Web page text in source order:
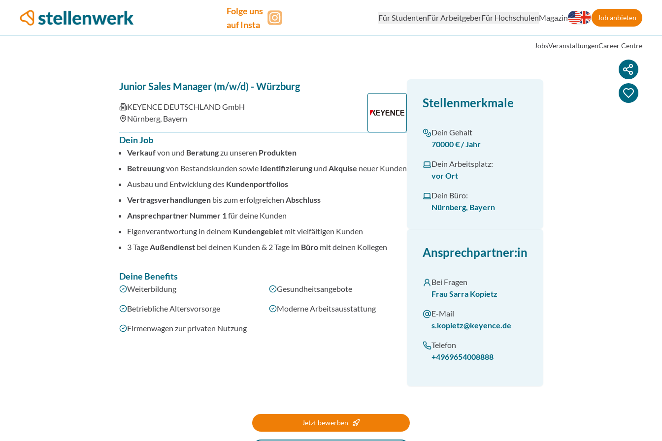
Folge uns
auf Insta
Für StudentenFür ArbeitgeberFür HochschulenMagazin Job anbieten
JobsVeranstaltungenCareer Centre
Junior Sales Manager (m/w/d) -Würzburg
KEYENCE DEUTSCHLAND GmbH
Nürnberg, Bayern
Dein Job
Verkaufvon und Beratungzu unseren Produkten
Betreuungvon Bestandskunden sowie Identifizierung und Akquise neuer Kunden
Ausbau und Entwicklung des Kundenportfolios
Vertragsverhandlungen bis zum erfolgreichen Abschluss
Ansprechpartner Nummer 1für deine Kunden
Eigenverantwortung in deinem Kundengebiet mit vielfältigen Kunden
3 TageAußendienst bei deinen Kunden & 2 Tage im Büro mit deinen Kollegen
Deine Benefits
Weiterbildung Gesundheitsangebote
Betriebliche Altersvorsorge Moderne Arbeitsausstattung
Firmenwagen zur privaten Nutzung
Stellenmerkmale
Dein Gehalt
70000 € / Jahr
Dein Arbeitsplatz:
vor Ort
Dein Büro:
Nürnberg, Bayern
Ansprechpartner:in
Bei Fragen
Frau Sarra Kopietz
E-Mail
s.kopietz@keyence.de
Telefon
+4969654008888
Jetzt bewerben